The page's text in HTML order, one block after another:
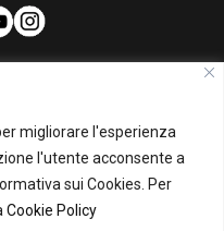
migliorare l'esperienza
l'utente acconsente a
sui Cookies. Per
Cookie Policy
PUBBLICITA'
pubblicità su questo Blog:
pubblicita@beppegrillo.it